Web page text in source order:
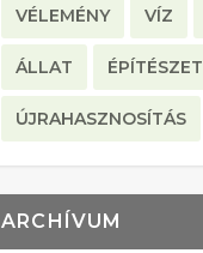
VÉLEMÉNY VÍZ
ÁLLAT ÉPÍTÉSZET
ÚJRAHASZNOSÍTÁS
ARCHÍVUM